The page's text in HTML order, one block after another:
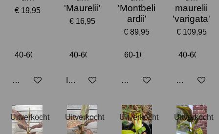
€ 19,95
Houd mij op de hoogte
'Maurelii'
€ 16,95
In winkelwagen
'Montbeli
ardii'
€ 89,95
Houd mij op de hoogte
maurelii
'varigata'
€ 109,95
Houd mij
Uitverkocht Uitverkocht Uitverkocht Uitverkocht